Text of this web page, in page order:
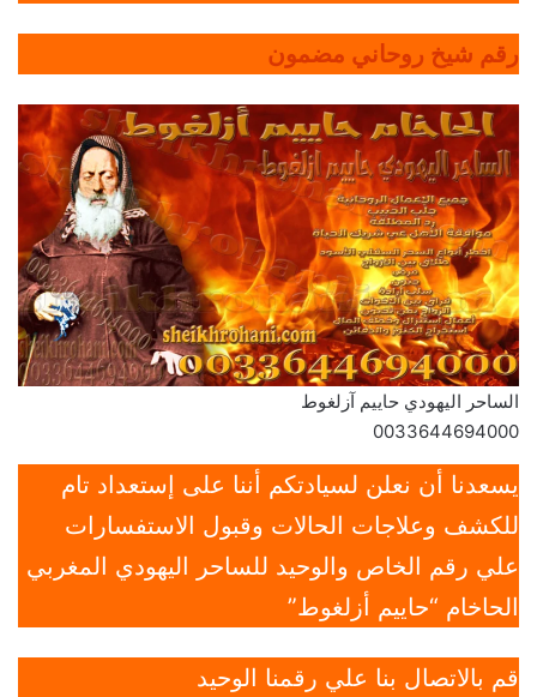
رقم شيخ روحاني مضمون
الساحر اليهودي حاييم آزلغوط
0033644694000
يسعدنا أن نعلن لسيادتكم أننا على إستعداد تام
للكشف وعلاجات الحالات وقبول الاستفسارات
علي رقم الخاص والوحيد للساحر اليهودي المغربي
الحاخام “حاييم أزلغوط”
قم بالاتصال بنا علي رقمنا الوحيد